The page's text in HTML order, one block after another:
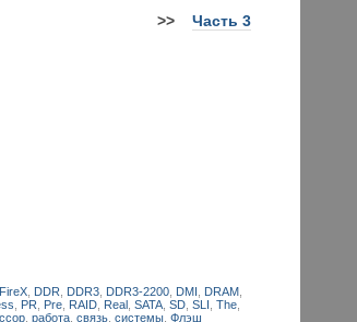
>> Часть 3
DDR DDR3 DDR3-2200 DMI DRAM
PR Pre RAID Real ,SATA ,SD ,SLI ,The
,работа ,связь ,системы ,Флэш